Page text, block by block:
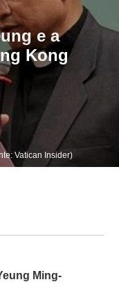
e a
Kong
Vatican Insider)
Ming-